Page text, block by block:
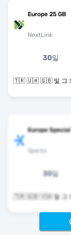
Europe 25 GB
NextLink
30일
🇹🇷 🇺🇦 🇬🇧
Europe
Sparks
30일
🇹🇷 🇬🇧 🇻🇦